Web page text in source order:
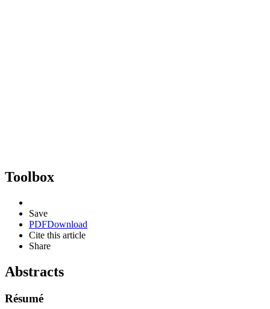
Toolbox
Save
PDFDownload
Cite this article
Share
Abstracts
Résumé